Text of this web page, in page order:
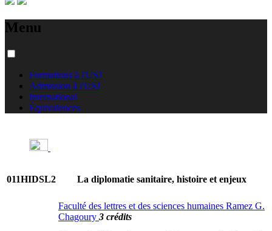
Menu
Formations à l'USJ
Admission à l'USJ
International
Équivalences
011HIDSL2 La diplomatie sanitaire, histoire et enjeux
Faculté des lettres et des sciences humaines Ramez G.
Chagoury 3 crédits